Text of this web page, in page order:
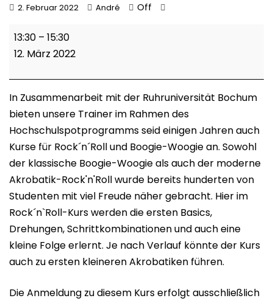
2. Februar 2022 André Off
Hochschulsport
Rock
´Roll
(RUB)
13:30 – 15:30
12. März 2022
In Zusammenarbeit mit der Ruhruniversität Bochum
bieten unsere Trainer im Rahmen des
Hochschulspotprogramms seid einigen Jahren auch
Kurse für Rock´n´Roll und Boogie-Woogie an. Sowohl
der klassische Boogie-Woogie als auch der moderne
Akrobatik-Rock'n'Roll wurde bereits hunderten von
Studenten mit viel Freude näher gebracht. Hier im
Rock´n`Roll-Kurs werden die ersten Basics,
Drehungen, Schrittkombinationen und auch eine
kleine Folge erlernt. Je nach Verlauf könnte der Kurs
auch zu ersten kleineren Akrobatiken führen.
Die Anmeldung zu diesem Kurs erfolgt ausschließlich